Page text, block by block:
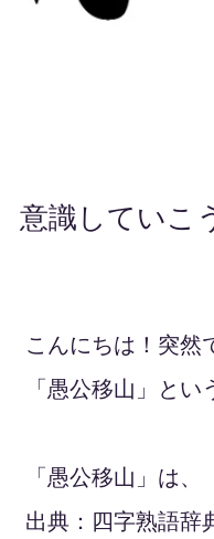
2021年9月17
意識していこ
こんにちは！突然
「愚公移山」と
「愚公移山」は
出典：四字熟語辞